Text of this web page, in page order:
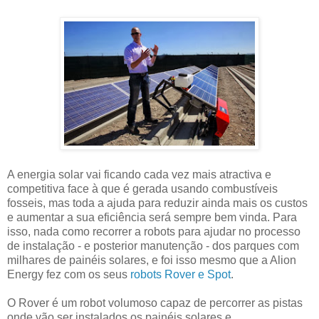
A energia solar vai ficando cada vez mais atractiva e
competitiva face à que é gerada usando combustíveis
fosseis, mas toda a ajuda para reduzir ainda mais os custos
e aumentar a sua eficiência será sempre bem vinda. Para
isso, nada como recorrer a robots para ajudar no processo
de instalação - e posterior manutenção - dos parques com
milhares de painéis solares, e foi isso mesmo que a Alion
Energy fez com os seus robots Rover e Spot.
O Rover é um robot volumoso capaz de percorrer as pistas